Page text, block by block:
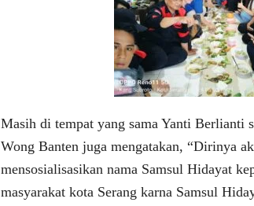
Masih di tempat yang sama Yanti Berlianti
Wong Banten juga mengatakan, “Dirinya
mensosialisasikan nama Samsul Hidayat
masyarakat kota Serang karna Samsul